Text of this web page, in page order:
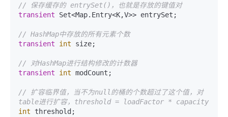
// 保存缓存的 entrySet()，也就是存放的键值对
transient Set<Map.Entry<K,V>> entrySet;
// HashMap中存放的所有元素个数
transient
int size;
// 对HashMap进行结构修改的计数器
transient
int modCount;
// 扩容临界值，当不为null的桶的个数超过了这个值，对
table进行扩容，threshold = loadFactor * capacity
int threshold;